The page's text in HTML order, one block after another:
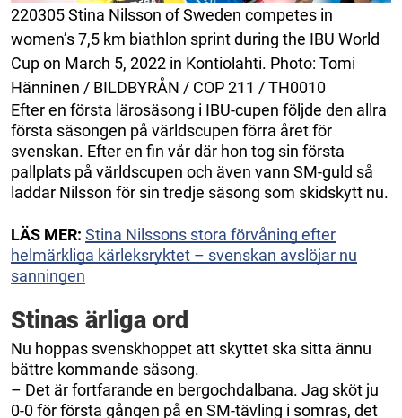
220305 Stina Nilsson of Sweden competes in
women’s 7,5 km biathlon sprint during the IBU World
Cup on March 5, 2022 in Kontiolahti. Photo: Tomi
Hänninen / BILDBYRÅN / COP 211 / TH0010
Efter en första lärosäsong i IBU-cupen följde den allra
första säsongen på världscupen förra året för
svenskan. Efter en fin vår där hon tog sin första
pallplats på världscupen och även vann SM-guld så
laddar Nilsson för sin tredje säsong som skidskytt nu.
LÄS MER: Stina Nilssons stora förvåning efter
helmärkliga kärleksryktet – svenskan avslöjar nu
sanningen
Stinas ärliga ord
Nu hoppas svenskhoppet att skyttet ska sitta ännu
bättre kommande säsong.
– Det är fortfarande en bergochdalbana. Jag sköt ju
0-0 för första gången på en SM-tävling i somras, det